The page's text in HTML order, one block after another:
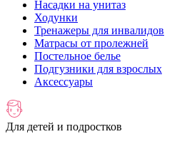
Насадки на унитаз
Ходунки
Тренажеры для инвалидов
Матрасы от пролежней
Постельное белье
Подгузники для взрослых
Аксессуары
Для детей и подростков